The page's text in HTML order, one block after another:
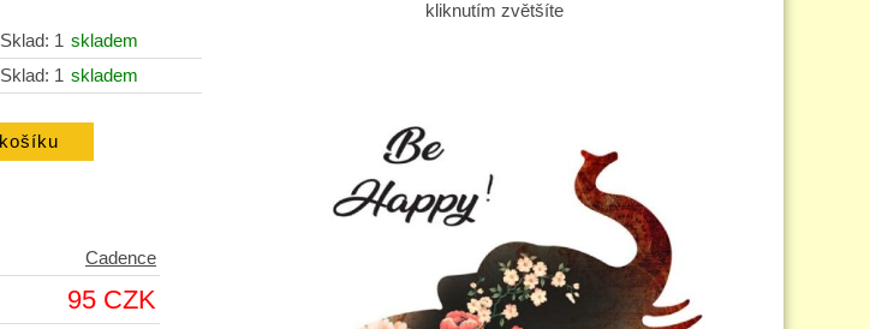
kliknutím zvětšíte
Sklad: 1 skladem
Sklad: 1 skladem
Cadence
95 CZK